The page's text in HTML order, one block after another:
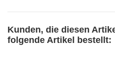
Kunden, die diesen
folgende Artikel bestellt: